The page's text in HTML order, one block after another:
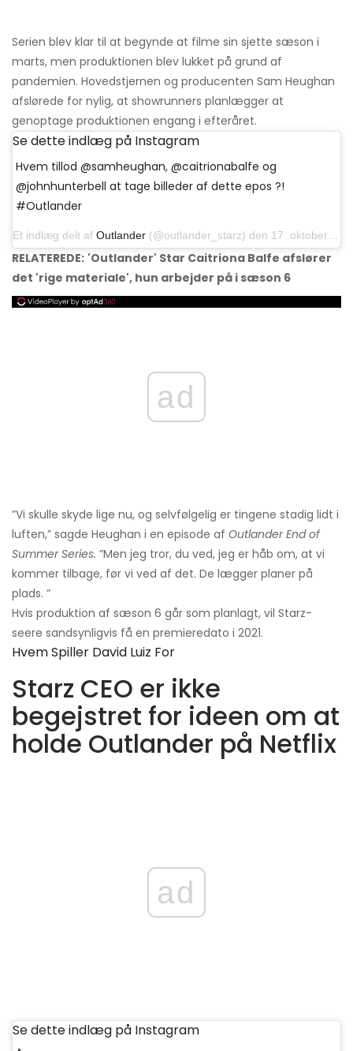
Serien blev klar til at begynde at filme sin sjette sæson i
marts, men produktionen blev lukket på grund af
pandemien. Hovedstjernen og producenten Sam Heughan
afslørede for nylig, at showrunners planlægger at
genoptage produktionen engang i efteråret.
Se dette indlæg på Instagram
Hvem tillod @samheughan, @caitrionabalfe og
@johnhunterbell at tage billeder af dette epos ?!
#Outlander
Et indlæg delt af Outlander (@outlander_starz) den 17. oktober 2018 kl. 16:38 PDT
RELATEREDE: 'Outlander' Star Caitriona Balfe afslører
det 'rige materiale', hun arbejder på i sæson 6
ad
”Vi skulle skyde lige nu, og selvfølgelig er tingene stadig lidt i
luften,” sagde Heughan i en episode af Outlander End of
Summer Series. ”Men jeg tror, ​​du ved, jeg er håb om, at vi
kommer tilbage, før vi ved af det. De lægger planer på
plads. ”
Hvis produktion af sæson 6 går som planlagt, vil Starz-
seere sandsynligvis få en premieredato i 2021.
Hvem Spiller David Luiz For
Starz CEO er ikke
begejstret for ideen om at
holde Outlander på Netflix
ad
Se dette indlæg på Instagram